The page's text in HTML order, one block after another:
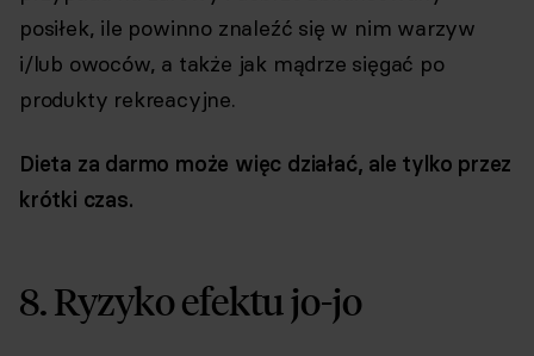
posiłek, ile powinno znaleźć się w nim warzyw
i/lub owoców, a także jak mądrze sięgać po
produkty rekreacyjne.
Dieta za darmo może więc działać, ale tylko przez
krótki czas.
8. Ryzyko efektu jo-jo